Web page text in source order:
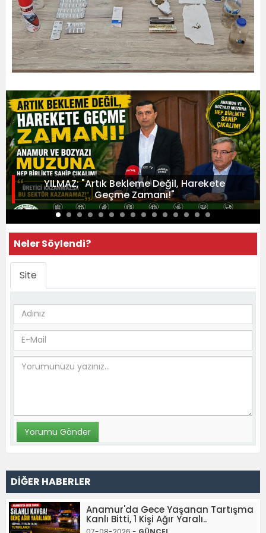
YILMAZ; "Artık Bekleme Değil, Harekete
Geçme Zamanı!"
Neler Söylendi?
Site
DİĞER HABERLER
Anamur'da Gece Yaşanan Tartışma
Kanlı Bitti, 1 Kişi Ağır Yaralı..